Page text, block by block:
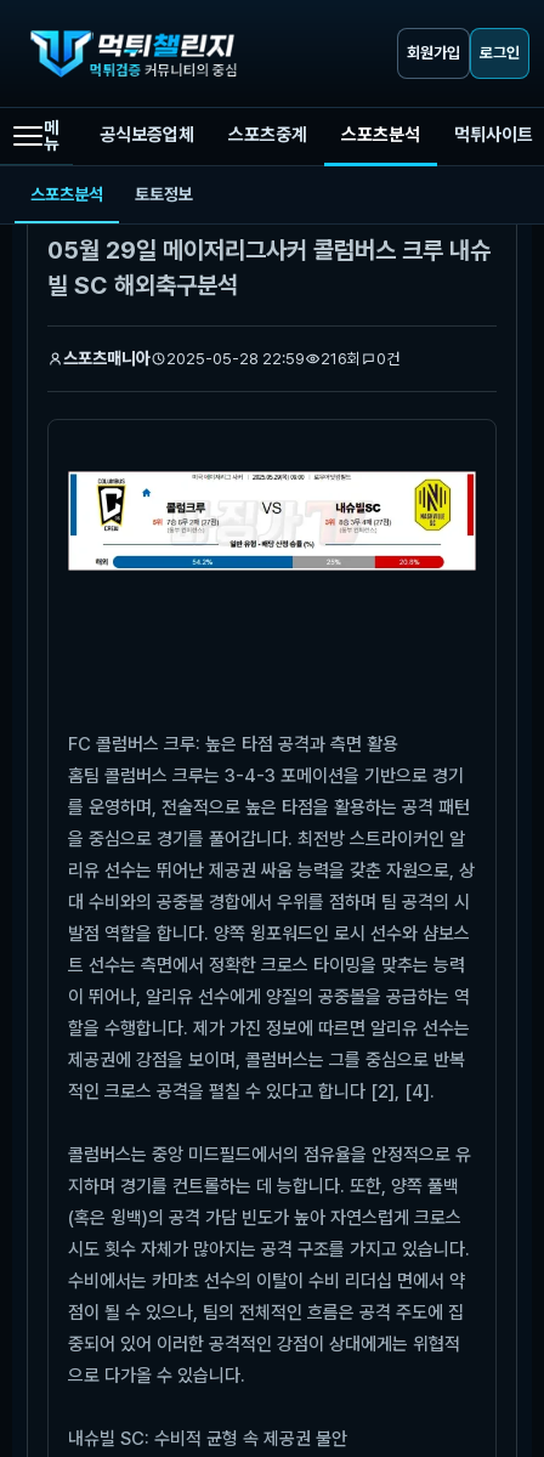
회원가입 로그인
메
뉴
공식보증업체 스포츠중계 스포츠분석 먹튀사이트
스포츠분석 토토정보
먹튀챌린지 스포츠분석
05월 29일 메이저리그사커 콜럼버스 크루 내슈
빌 SC 해외축구분석
스포츠매니아 2025-05-28 22:59 216회 0건
본문
FC 콜럼버스 크루: 높은 타점 공격과 측면 활용
홈팀 콜럼버스 크루는 3-4-3 포메이션을 기반으로 경기
를 운영하며, 전술적으로 높은 타점을 활용하는 공격 패턴
을 중심으로 경기를 풀어갑니다. 최전방 스트라이커인 알
리유 선수는 뛰어난 제공권 싸움 능력을 갖춘 자원으로, 상
대 수비와의 공중볼 경합에서 우위를 점하며 팀 공격의 시
발점 역할을 합니다. 양쪽 윙포워드인 로시 선수와 샴보스
트 선수는 측면에서 정확한 크로스 타이밍을 맞추는 능력
이 뛰어나, 알리유 선수에게 양질의 공중볼을 공급하는 역
할을 수행합니다. 제가 가진 정보에 따르면 알리유 선수는
제공권에 강점을 보이며, 콜럼버스는 그를 중심으로 반복
적인 크로스 공격을 펼칠 수 있다고 합니다 [2], [4].
콜럼버스는 중앙 미드필드에서의 점유율을 안정적으로 유
지하며 경기를 컨트롤하는 데 능합니다. 또한, 양쪽 풀백
(혹은 윙백)의 공격 가담 빈도가 높아 자연스럽게 크로스
시도 횟수 자체가 많아지는 공격 구조를 가지고 있습니다.
수비에서는 카마초 선수의 이탈이 수비 리더십 면에서 약
점이 될 수 있으나, 팀의 전체적인 흐름은 공격 주도에 집
중되어 있어 이러한 공격적인 강점이 상대에게는 위협적
으로 다가올 수 있습니다.
내슈빌 SC: 수비적 균형 속 제공권 불안